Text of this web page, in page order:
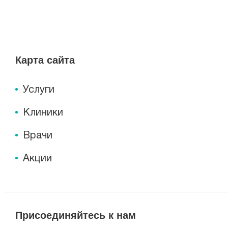
Карта сайта
Услуги
Клиники
Врачи
Акции
Присоединяйтесь к нам